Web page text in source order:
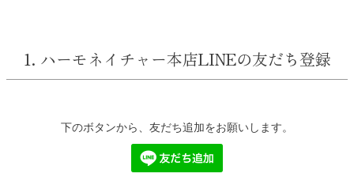
1. ハーモネイチャー本店LINEの友だち登録
下のボタンから、友だち追加をお願いします。